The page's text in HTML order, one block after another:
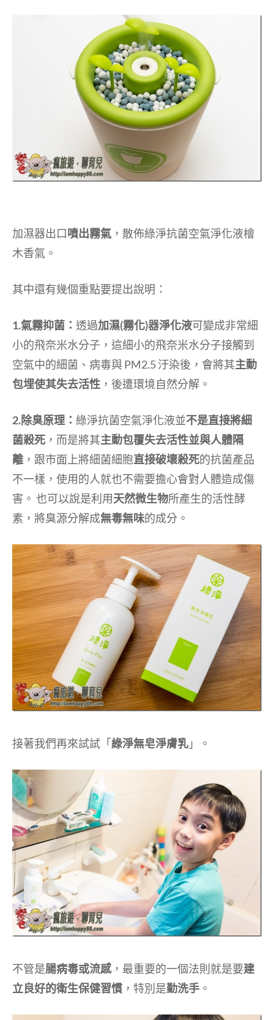
加濕器出口噴出霧氣 ，散佈綠淨抗菌空氣淨化液檜
木香氣。
其中還有幾個重點要提出說明：
1.氣霧抑菌： 透過加濕(霧化)器淨化液可變成非常細
小的飛奈米水分子，這細小的飛奈米水分子接觸到
空氣中的細菌、病毒與 PM2.5 汙染後，會將其主動
包埋使其失去活性 ，後遭環境自然分解。
2.除臭原理： 綠淨抗菌空氣淨化液並不是直接將細
菌殺死 ，而是將其主動包覆失去活性並與人體隔
離 ，跟市面上將細菌細胞直接破壞殺死的抗菌產品
不一樣，使用的人就也不需要擔心會對人體造成傷
害。 也可以說是利用天然微生物所產生的活性酵
素，將臭源分解成無毒無味的成分。
接著我們再來試試「綠淨無皂淨膚乳 」。
不管是腸病毒或流感，最重要的一個法則就是要建
立良好的衛生保健習慣 ，特別是勤洗手 。